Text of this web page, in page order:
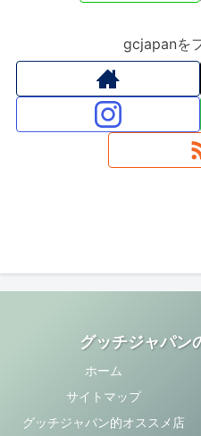
gcjapanを
グッチジャパン
ホーム
サイトマップ
グッチジャパン的オススメ店